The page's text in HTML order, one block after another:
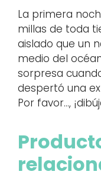
La primera
millas de toda
aislado que un
medio del
sorpresa
despertó una
Por favor…,